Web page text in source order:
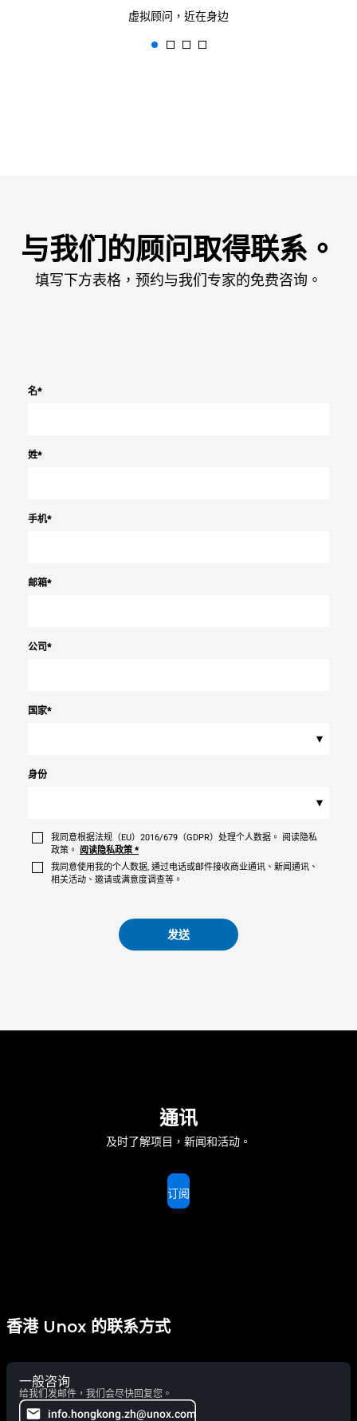
虚拟顾问，近在身边
与我们的顾问取得联系。
填写下方表格，预约与我们专家的免费咨询。
名*
姓*
手机*
邮箱*
公司*
国家*
▾
身份
▾
我同意根据法规（EU）2016/679（GDPR）处理个人数据。 阅读隐私
政策。 阅读隐私政策 *
我同意使用我的个人数据, 通过电话或邮件接收商业通讯、新闻通讯、
相关活动、邀请或满意度调查等。
发送
通讯
及时了解项目，新闻和活动。
订阅
香港 Unox 的联系方式
一般咨询
给我们发邮件，我们会尽快回复您。
info.hongkong.zh@unox.com